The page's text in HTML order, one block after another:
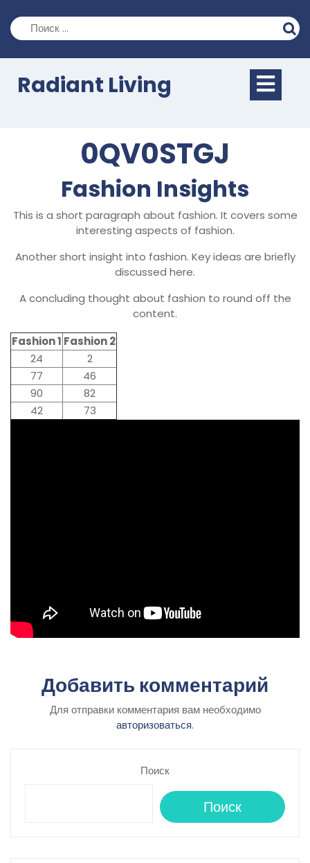
содержимому
Radiant Living
0QV0STGJ
Fashion Insights
This is a short paragraph about fashion. It covers some
interesting aspects of fashion.
Another short insight into fashion. Key ideas are briefly
discussed here.
A concluding thought about fashion to round off the
content.
Fashion 1 Fashion 2
24
2
77
46
90
82
42
73
Добавить комментарий
Для отправки комментария вам необходимо
авторизоваться.
Поиск
Поиск